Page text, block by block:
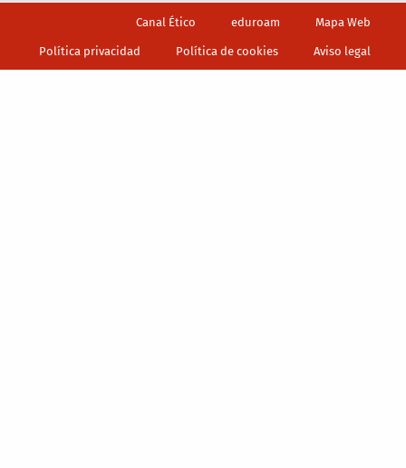
Canal Ético eduroam Mapa Web
Política privacidad Política de cookies Aviso legal